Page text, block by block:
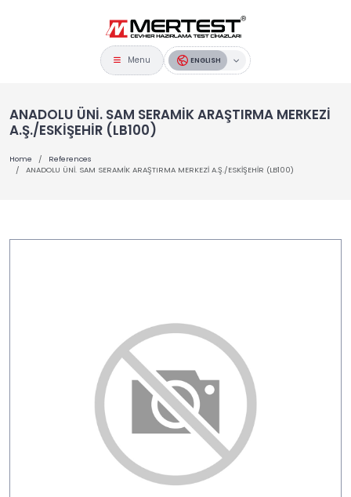
Menu ENGLISH
ANADOLU ÜNİ. SAM SERAMİK ARAŞTIRMA MERKEZİ
A.Ş./ESKİŞEHİR (LB100)
Home
References
ANADOLU ÜNİ. SAM SERAMİK ARAŞTIRMA MERKEZİ A.Ş./ESKİŞEHİR (LB100)